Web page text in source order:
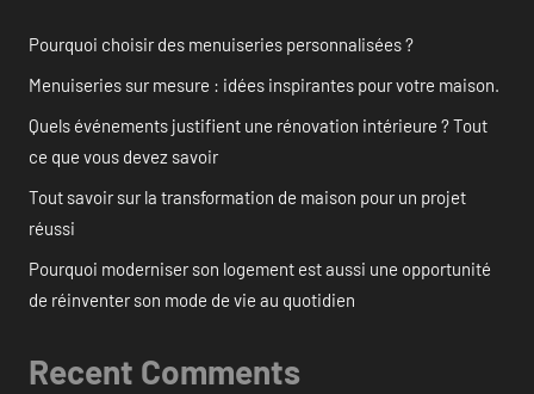
Pourquoi choisir des menuiseries personnalisées ?
Menuiseries sur mesure : idées inspirantes pour votre maison.
Quels événements justifient une rénovation intérieure ? Tout
ce que vous devez savoir
Tout savoir sur la transformation de maison pour un projet
réussi
Pourquoi moderniser son logement est aussi une opportunité
de réinventer son mode de vie au quotidien
Recent Comments